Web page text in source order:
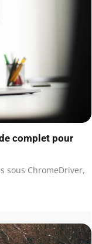
complet pour
sous ChromeDriver,